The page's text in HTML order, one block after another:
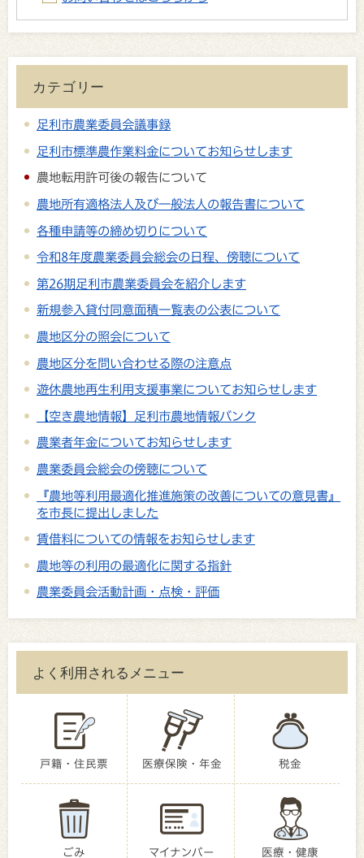
カテゴリー
足利市農業委員会議事録
足利市標準農作業料金についてお知らせします
農地転用許可後の報告について
農地所有適格法人及び一般法人の報告書について
各種申請等の締め切りについて
令和8年度農業委員会総会の日程、傍聴について
第26期足利市農業委員会を紹介します
新規参入貸付同意面積一覧表の公表について
農地区分の照会について
農地区分を問い合わせる際の注意点
遊休農地再生利用支援事業についてお知らせします
【空き農地情報】足利市農地情報バンク
農業者年金についてお知らせします
農業委員会総会の傍聴について
『農地等利用最適化推進施策の改善についての意見書』
を市長に提出しました
賃借料についての情報をお知らせします
農地等の利用の最適化に関する指針
農業委員会活動計画・点検・評価
よく利用されるメニュー
戸籍・住民票 医療保険・年金 税金
ごみ マイナンバー 医療・健康